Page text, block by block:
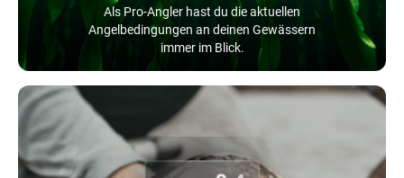
Als Pro-Angler hast du die aktuellen
Angelbedingungen an deinen Gewässern
immer im Blick.